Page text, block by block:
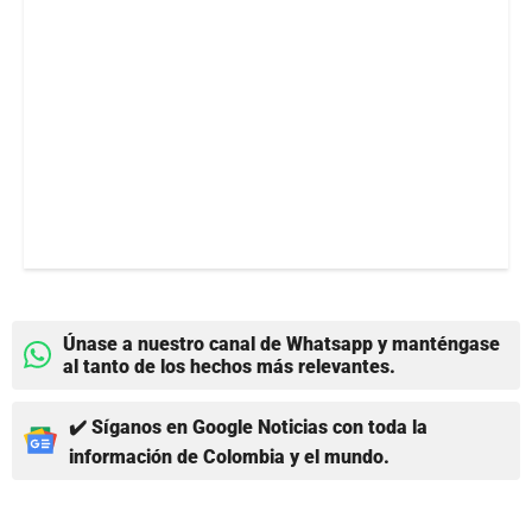
Únase a nuestro canal de Whatsapp y manténgase
al tanto de los hechos más relevantes.
✔️ Síganos en Google Noticias con toda la
información de Colombia y el mundo.